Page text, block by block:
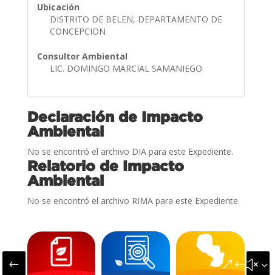
Ubicación
DISTRITO DE BELEN, DEPARTAMENTO DE
CONCEPCION
Consultor Ambiental
LIC. DOMINGO MARCIAL SAMANIEGO
Declaración de Impacto
Ambiental
No se encontró el archivo DIA para este Expediente.
Relatorio de Impacto
Ambiental
No se encontró el archivo RIMA para este Expediente.
#